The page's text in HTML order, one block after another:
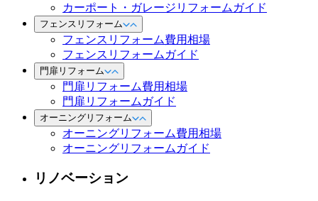
カーポート・ガレージリフォームガイド
フェンスリフォーム
フェンスリフォーム費用相場
フェンスリフォームガイド
門扉リフォーム
門扉リフォーム費用相場
門扉リフォームガイド
オーニングリフォーム
オーニングリフォーム費用相場
オーニングリフォームガイド
リノベーション